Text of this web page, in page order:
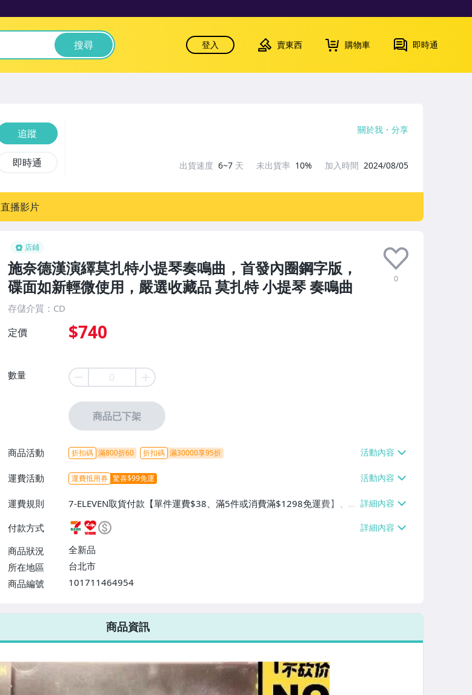
搜尋 登入 賣東西 購物車 即時通
店鋪
施奈德漢演繹莫扎特小提琴奏鳴曲，首發內圈鋼字版，
碟面如新輕微使用，嚴選收藏品 莫扎特 小提琴 奏鳴曲
0
存儲介質：CD
定價 $740
數量
商品已下架
商品活動 折扣碼 滿800折60 折扣碼 滿30000享95折
運費活動 運費抵用券 驚喜$99免運
運費規則
7-ELEVEN取貨付款【單件運費$38、滿5件或消費滿$1298免運費】、7-
ELEVEN取貨不付款【免運費】、萊爾富取貨付款【單件運費$60、滿5件
或消費滿$1298免運費】、宅配/貨運【單件運費$120、滿5件或消費滿
$1598免運費】
付款方式
商品狀況
全新品
所在地區
台北市
商品編號
101711464954
7-ELEVEN 運費只要38元
不限金額、筆數，筆筆優惠無限次！
追蹤
即時通
關於我 分享
出貨速度 6~7 天 未出貨率 10% 加入時間 2024/08/05
直播影片
商品資訊